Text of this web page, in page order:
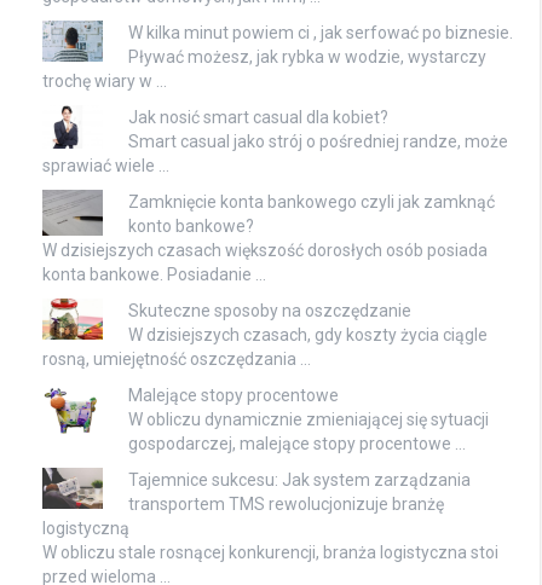
W kilka minut powiem ci , jak serfować po biznesie.
Pływać możesz, jak rybka w wodzie, wystarczy
trochę wiary w …
Jak nosić smart casual dla kobiet?
Smart casual jako strój o pośredniej randze, może
sprawiać wiele …
Zamknięcie konta bankowego czyli jak zamknąć
konto bankowe?
W dzisiejszych czasach większość dorosłych osób posiada
konta bankowe. Posiadanie …
Skuteczne sposoby na oszczędzanie
W dzisiejszych czasach, gdy koszty życia ciągle
rosną, umiejętność oszczędzania …
Malejące stopy procentowe
W obliczu dynamicznie zmieniającej się sytuacji
gospodarczej, malejące stopy procentowe …
Tajemnice sukcesu: Jak system zarządzania
transportem TMS rewolucjonizuje branżę
logistyczną
W obliczu stale rosnącej konkurencji, branża logistyczna stoi
przed wieloma …